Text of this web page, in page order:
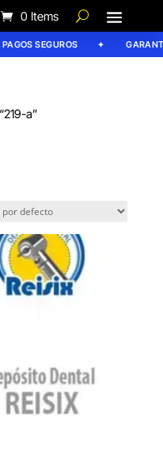
0 Items
PAGOS SEGUROS
a”